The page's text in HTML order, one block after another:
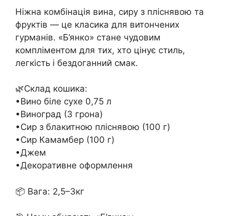
Ніжна комбінація вина, сиру з пліснявою та
фруктів — це класика для витончених
гурманів. «Б’янко» стане чудовим
компліментом для тих, хто цінує стиль,
легкість і бездоганний смак.
🌿Склад кошика:
•Вино біле сухе 0,75 л
•Виноград (3 грона)
•Сир з блакитною пліснявою (100 г)
•Сир Камамбер (100 г)
•Джем
•Декоративне оформлення
📦 Вага: 2,5–3кг